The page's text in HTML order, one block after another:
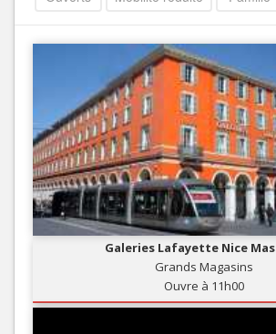
Galeries Lafayette Nice
Grands Magasins
Ouvre à 11h00